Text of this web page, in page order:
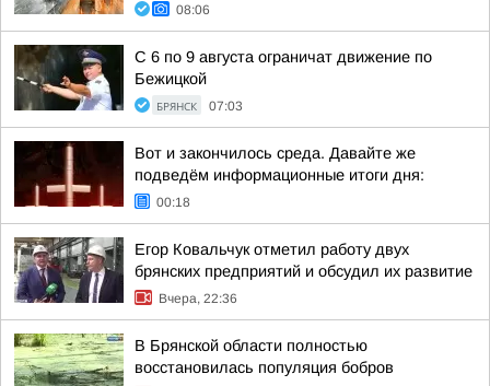
08:06
С 6 по 9 августа ограничат движение по
Бежицкой
БРЯНСК 07:03
Вот и закончилось среда. Давайте же
подведём информационные итоги дня:
00:18
Егор Ковальчук отметил работу двух
брянских предприятий и обсудил их развитие
Вчера, 22:36
В Брянской области полностью
восстановилась популяция бобров